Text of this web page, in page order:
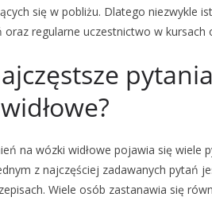
się w pobliżu. Dlatego niezwykle
regularne uczestnictwo w kursach
na wózki widłowe pojawia się
z najczęściej zadawanych pytań
Wiele osób zastanawia się